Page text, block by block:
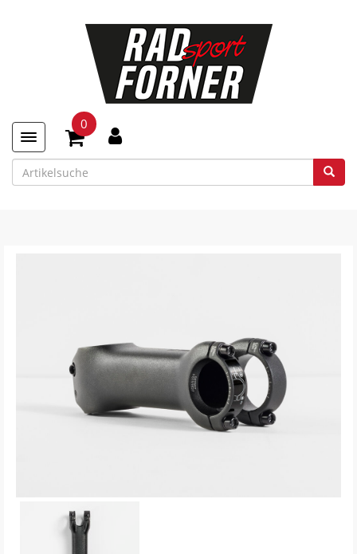
Toggle navigation
0